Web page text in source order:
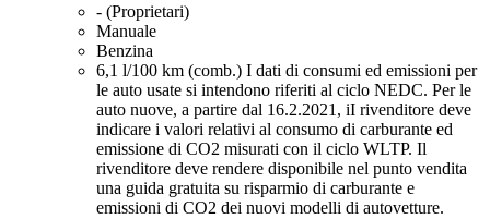
- (Proprietari)
Manuale
Benzina
6,1 l/100 km (comb.) I dati di consumi ed emissioni per
le auto usate si intendono riferiti al ciclo NEDC. Per le
auto nuove, a partire dal 16.2.2021, iI rivenditore deve
indicare i valori relativi al consumo di carburante ed
emissione di CO2 misurati con il ciclo WLTP. Il
rivenditore deve rendere disponibile nel punto vendita
una guida gratuita su risparmio di carburante e
emissioni di CO2 dei nuovi modelli di autovetture.